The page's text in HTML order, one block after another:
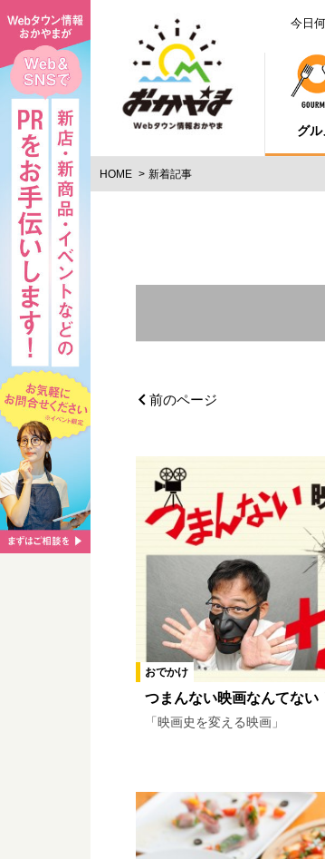
今日
グル
HOME 新着記事
フリー記事 スポ
カテゴリ
グルメ
おでかけ 自然
連載一覧
TJおかやまサークル
お祝いの専門店 ルリ
前のページ
おでかけ
つまんない映画なんてな
「映画史を変える映画」